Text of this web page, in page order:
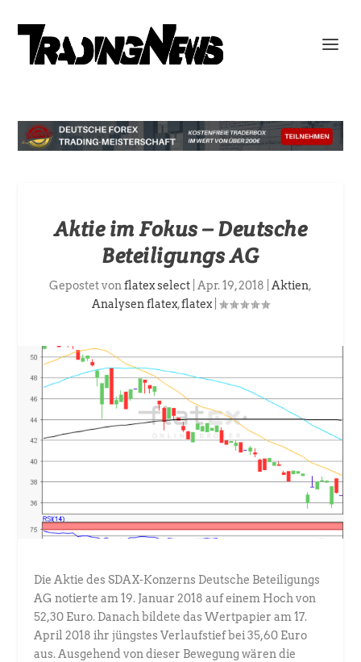
Aktie im Fokus – Deutsche
Beteiligungs AG
Gepostet vonflatex select Apr. 19, 2018 Aktien,
Analysen flatex,flatex
Die Aktie des SDAX-Konzerns Deutsche Beteiligungs
AG notierte am 19. Januar 2018 auf einem Hoch von
52,30 Euro. Danach bildete das Wertpapier am 17.
April 2018 ihr jüngstes Verlaufstief bei 35,60 Euro
aus. Ausgehend von dieser Bewegung wären die